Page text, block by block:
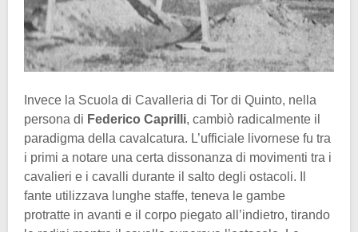
Invece la Scuola di Cavalleria di Tor di Quinto, nella
persona di Federico Caprilli, cambiò radicalmente il
paradigma della cavalcatura. L’ufficiale livornese fu tra
i primi a notare una certa dissonanza di movimenti tra i
cavalieri e i cavalli durante il salto degli ostacoli. Il
fante utilizzava lunghe staffe, teneva le gambe
protratte in avanti e il corpo piegato all’indietro, tirando